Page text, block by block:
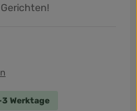
Werktage